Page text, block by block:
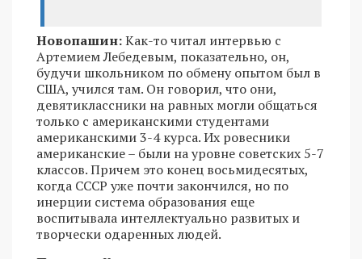
Новопашин:Как-то читал интервью с
Артемием Лебедевым, показательно, он,
будучи школьником по обмену опытом был в
США, учился там. Он говорил, что они,
девятиклассники на равных могли общаться
только с американскими студентами
американскими 3-4 курса. Их ровесники
американские – были на уровне советских 5-7
классов. Причем это конец восьмидесятых,
когда СССР уже почти закончился, но по
инерции система образования еще
воспитывала интеллектуально развитых и
творчески одаренных людей.